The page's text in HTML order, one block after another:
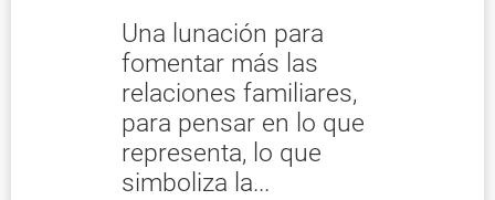
Una lunación para
fomentar más las
relaciones familiares,
para pensar en lo que
representa, lo que
simboliza la...